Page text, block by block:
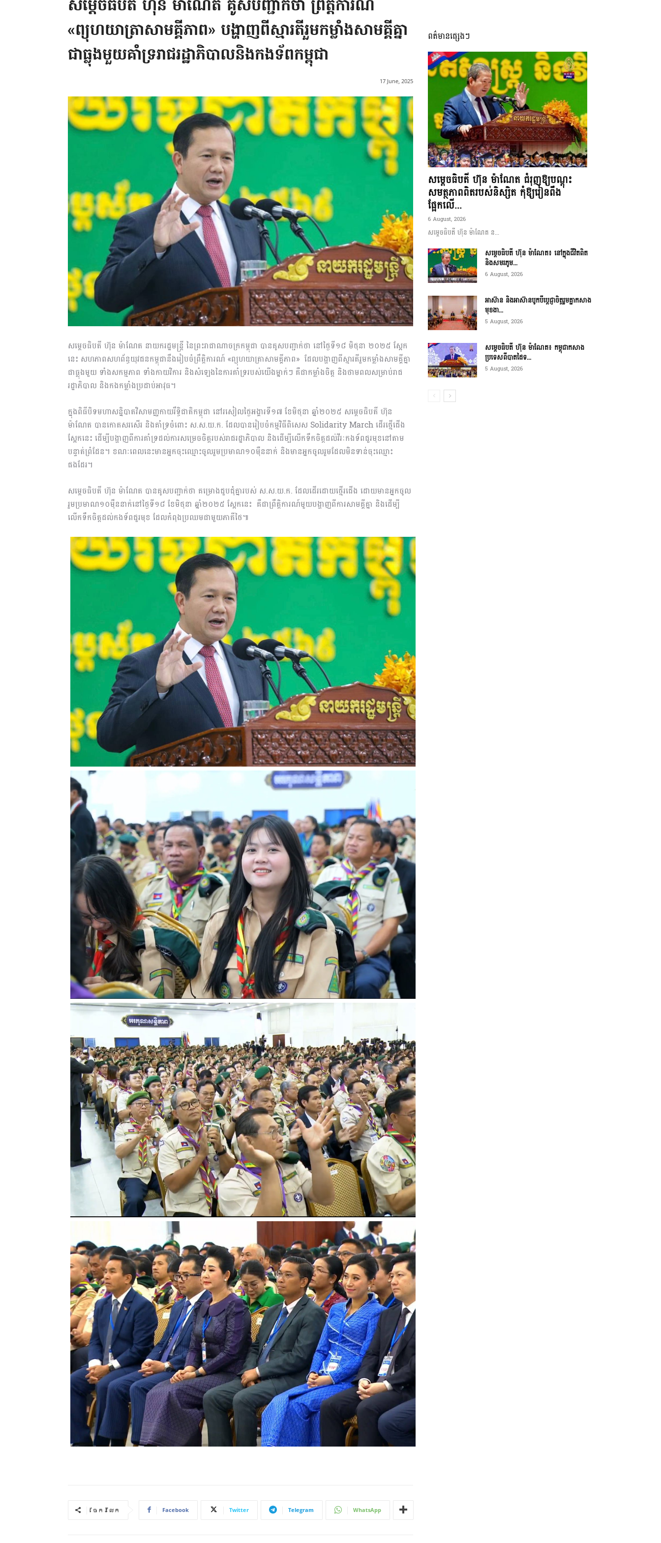
I
អង្គ
និង
ប្រតិកម្ម
រហ័ស
សម្តេចធិបតី ហ៊ុន ម៉ាណែត គូសបញ្ជាក់ថា ព្រឹត្តិការណ៍
«ព្យុហយាត្រាសាមគ្គីភាព» បង្ហាញពីស្មារតីរួមកម្លាំងសាមគ្គីគ្នា
ជាធ្លុងមួយគាំទ្ររាជរដ្ឋាភិបាលនិងកងទ័ពកម្ពុជា
17 June, 2025
សម្តេចធិបតី ហ៊ុន ម៉ាណែត នាយករដ្ឋមន្ត្រី នៃព្រះរាជាណាចក្រកម្ពុជា បានគូសបញ្ជាក់ថា នៅថ្ងៃទី១៨ មិថុនា ២០២៥ ស្អែក
នេះ សហភាពសហព័ន្ធយុវជនកម្ពុជានឹងរៀបចំព្រឹត្តិការណ៍ «ព្យុហយាត្រាសាមគ្គីភាព» ដែលបង្ហាញពីស្មារតីរួមកម្លាំងសាមគ្គីគ្នា
ជាធ្លុងមួយ ទាំងសកម្មភាព ទាំងកាយវិការ និងសំឡេងនៃការគាំទ្ររបស់យើងម្នាក់ៗ គឺជាកម្លាំងចិត្ត និងថាមពលសម្រាប់រាជ
រដ្ឋាភិបាល និងកងកម្លាំងប្រដាប់អាវុធ។
ក្នុងពិធីបិទមហាសន្និបាតវិសាមញ្ញកាយរឹទ្ធិជាតិកម្ពុជា នៅរសៀលថ្ងៃអង្គារទី១៧ ខែមិថុនា ឆ្នាំ២០២៥ សម្តេចធិបតី ហ៊ុន
ម៉ាណែត បានកោតសរសើរ និងគាំទ្រចំពោះ ស.ស.យ.ក. ដែលបានរៀបចំកម្មវិធីពិសេស Solidarity March ដើរថ្មើជើង
ស្អែកនេះ ដើម្បីបង្ហាញពីការគាំទ្រដល់ការសម្រេចចិត្តរបស់រាជរដ្ឋាភិបាល និងដើម្បីលើកទឹកចិត្តដល់វីរៈកងទ័ពជួរមុខនៅតាម
បន្ទាត់ព្រំដែន។ ខណៈពេលនេះមានអ្នកចុះឈ្មោះចូលរួមប្រមាណ១០ម៉ឺននាក់ និងមានអ្នកចូលរួមដែលមិនទាន់ចុះឈ្មោះ
ផងដែរ។
សម្តេចធិបតី ហ៊ុន ម៉ាណែត បានគូសបញ្ជាក់ថា គម្រោងជួបជុំគ្នារបស់ ស.ស.យ.ក. ដែលដើរដោយថ្មើរជើង ដោយមានអ្នកចូល
រួមប្រមាណ១០ម៉ឺននាក់នៅថ្ងៃទី១៨ ខែមិថុនា ឆ្នាំ២០២៥ ស្អែកនេះ គឺជាព្រឹត្តិការណ៍មួយបង្ហាញពីការសាមគ្គីគ្នា និងដើម្បី
លើកទឹកចិត្តដល់កងទ័ពជួរមុខ ដែលកំពុងប្រឈមជាមួយភាគីថៃ៕
ចែករំលែក Facebook Twitter Telegram WhatsApp
ពត៌មានផ្សេងៗ
សម្តេចធិបតី ហ៊ុន ម៉ាណែត ជំរុញឱ្យបណ្តុះ
សមត្ថភាពពិតរបស់និស្សិត កុំឱ្យរៀនពឹង
ផ្អែកលើ...
6 August, 2026
សម្តេចធិបតី ហ៊ុន ម៉ាណែត ន...
សម្តេចធិបតី ហ៊ុន ម៉ាណែត៖ នៅក្នុងជីវិតពិត
និងសមរភូម...
6 August, 2026
អាស៊ាន និងអាស៊ានបូកបីប្តេជ្ញាចិត្តរួមគ្នាកសាង
មុខងា...
5 August, 2026
សម្ដេចធិបតី ហ៊ុន ម៉ាណែត៖ កម្ពុជាកសាង
ប្រទេសពីបាតដៃទ...
5 August, 2026